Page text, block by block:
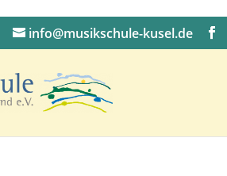
info@musikschule-kusel.de